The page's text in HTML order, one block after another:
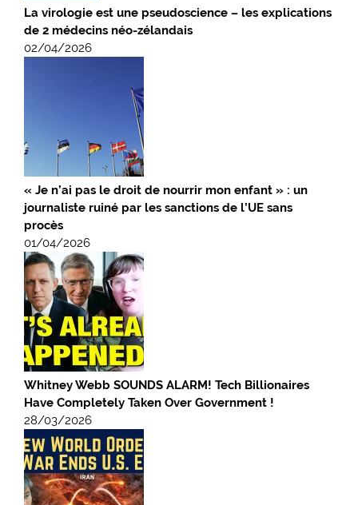
La virologie est une pseudoscience – les explications
de 2 médecins néo-zélandais
02/04/2026
« Je n’ai pas le droit de nourrir mon enfant » : un
journaliste ruiné par les sanctions de l’UE sans
procès
01/04/2026
Whitney Webb SOUNDS ALARM! Tech Billionaires
Have Completely Taken Over Government !
28/03/2026